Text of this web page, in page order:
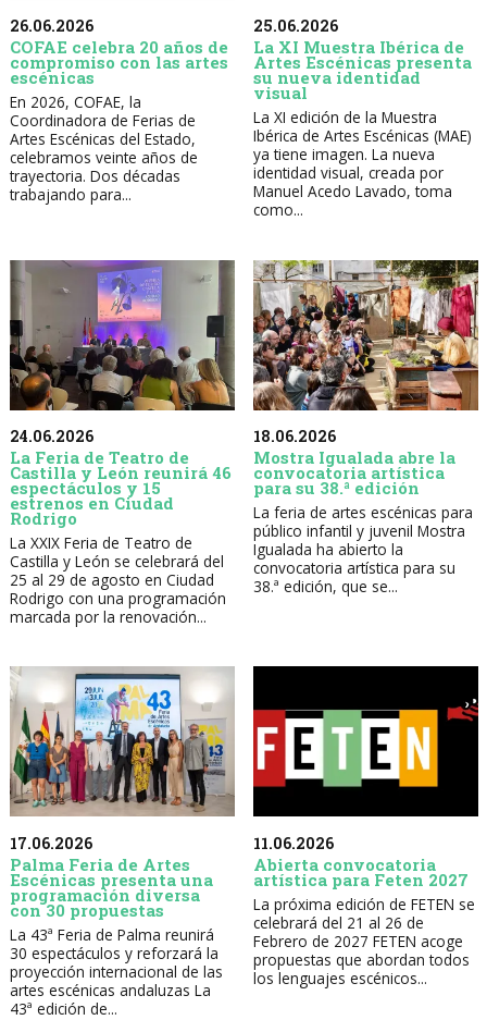
26.06.2026
COFAE celebra 20 años de
compromiso con las artes
escénicas
En 2026, COFAE, la
Coordinadora de Ferias de
Artes Escénicas del Estado,
celebramos veinte años de
trayectoria. Dos décadas
trabajando para...
25.06.2026
La XI Muestra Ibérica de
Artes Escénicas presenta
su nueva identidad
visual
La XI edición de la Muestra
Ibérica de Artes Escénicas (MAE)
ya tiene imagen. La nueva
identidad visual, creada por
Manuel Acedo Lavado, toma
como...
24.06.2026
La Feria de Teatro de
Castilla y León reunirá 46
espectáculos y 15
estrenos en Ciudad
Rodrigo
La XXIX Feria de Teatro de
Castilla y León se celebrará del
25 al 29 de agosto en Ciudad
Rodrigo con una programación
marcada por la renovación...
18.06.2026
Mostra Igualada abre la
convocatoria artística
para su 38.ª edición
La feria de artes escénicas para
público infantil y juvenil Mostra
Igualada ha abierto la
convocatoria artística para su
38.ª edición, que se...
17.06.2026
Palma Feria de Artes
Escénicas presenta una
programación diversa
con 30 propuestas
La 43ª Feria de Palma reunirá
30 espectáculos y reforzará la
proyección internacional de las
artes escénicas andaluzas La
43ª edición de...
11.06.2026
Abierta convocatoria
artística para Feten 2027
La próxima edición de FETEN se
celebrará del 21 al 26 de
Febrero de 2027 FETEN acoge
propuestas que abordan todos
los lenguajes escénicos...